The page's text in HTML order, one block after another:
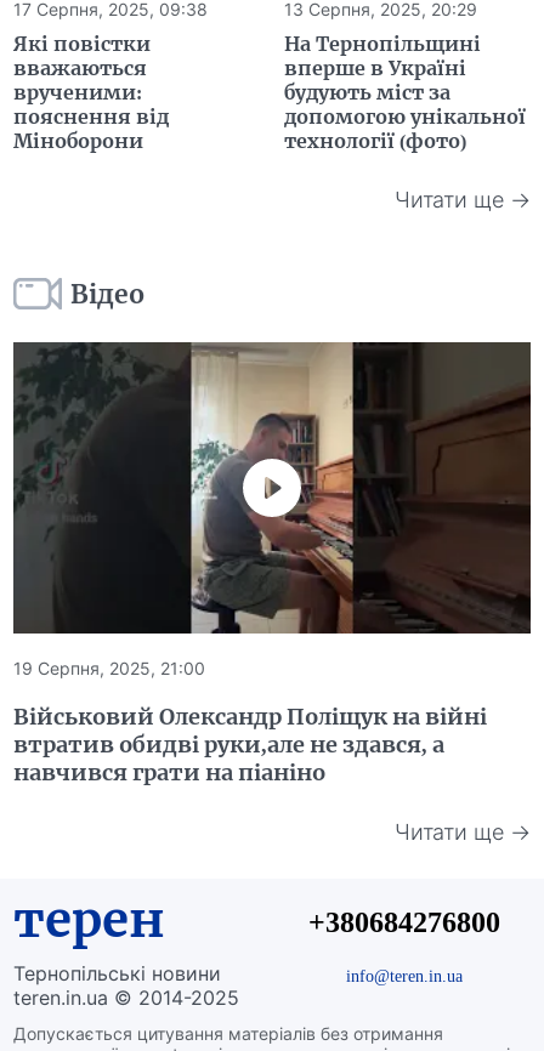
17 Серпня, 2025, 09:38
Які повістки
вважаються
врученими:
пояснення від
Міноборони
13 Серпня, 2025, 20:29
На Тернопільщині
вперше в Україні
будують міст за
допомогою унікальної
технології (фото)
Читати ще →
Відео
19 Серпня, 2025, 21:00
Військовий Олександр Поліщук на війні
втратив обидві руки,але не здався, а
навчився грати на піаніно
Читати ще →
терен
Тернопільські новини
teren.in.ua © 2014-2025
Допускається цитування матеріалів без отримання
+380684276800
info@teren.in.ua